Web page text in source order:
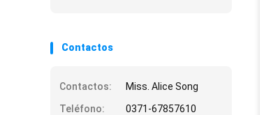
Contactos
Contactos:
Miss. Alice Song
Teléfono:
0371-67857610